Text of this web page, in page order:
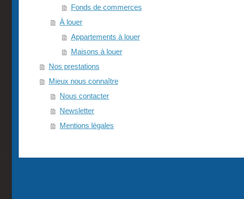
Fonds de commerces
À louer
Appartements à louer
Maisons à louer
Nos prestations
Mieux nous connaître
Nous contacter
Newsletter
Mentions légales